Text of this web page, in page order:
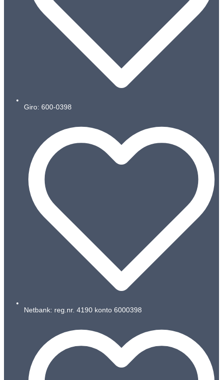
Giro: 600-0398
Netbank: reg.nr. 4190 konto 6000398